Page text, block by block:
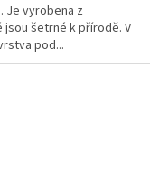
Je vyrobena z
šetrné k přírodě. V
pod...